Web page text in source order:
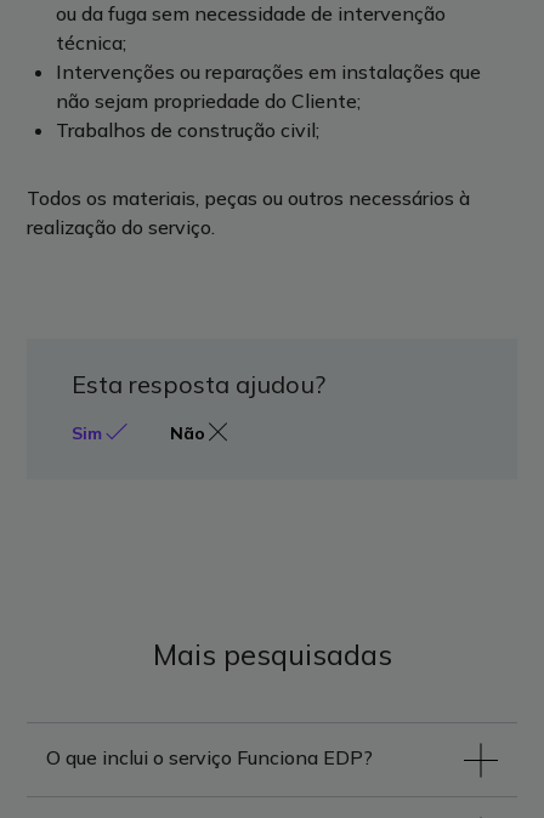
ou da fuga sem necessidade de intervenção
técnica;
Intervenções ou reparações em instalações que
não sejam propriedade do Cliente;
Trabalhos de construção civil;
Todos os materiais, peças ou outros necessários à
realização do serviço.
Esta resposta ajudou?
Sim Não
Mais pesquisadas
O que inclui o serviço Funciona EDP?